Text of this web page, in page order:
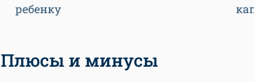
ребенку
Плюсы и минусы